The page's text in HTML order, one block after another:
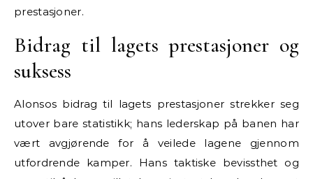
prestasjoner.
Bidrag til lagets prestasjoner og
suksess
Alonsos bidrag til lagets prestasjoner strekker seg
utover bare statistikk; hans lederskap på banen har
vært avgjørende for å veilede lagene gjennom
utfordrende kamper. Hans taktiske bevissthet og